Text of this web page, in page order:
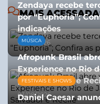
MAIS
Zendaya recebe
por “Euphoria”;
indicações
08/07/2026
MÚSICA
Afropunk Brasil
Experience no Rio
para Salvador e
03/08/2026
FESTIVAIS E SHOWS
Daniel Caesar